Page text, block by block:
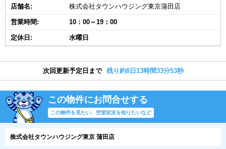
店舗名: 株式会社タウンハウジング東京蒲田店
営業時間: 10：00～19：00
定休日: 水曜日
次回更新予定日まで 残り約8日13時間33分52秒
この物件にお問合せする
この物件を見たい、空室状況を知りたいなど
株式会社タウンハウジング東京 蒲田店